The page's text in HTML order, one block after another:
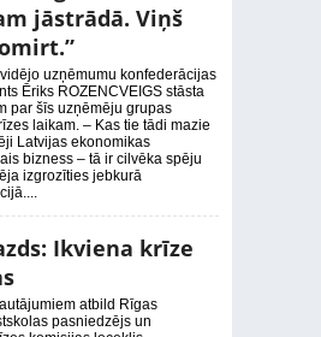
jāstrādā. Viņš
uzņēmumu konfederācijas
Ēriks ROZENCVEIGS stāsta
par šīs uzņēmēju grupas
laikam. – Kas tie tādi mazie
Latvijas ekonomikas
bizness – tā ir cilvēka spēju
izgrozīties jebkurā
Ikviena krīze
atbild Rīgas
pasniedzējs un